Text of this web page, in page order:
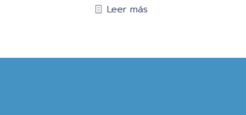
Leer más